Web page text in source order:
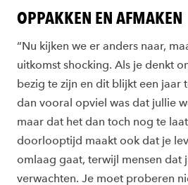
OPPAKKEN EN AFMAKEN
“Nu kijken we er anders naar,
uitkomst shocking. Als je denkt
bezig te zijn en dit blijkt een jaar
dan vooral opviel was dat jullie
maar dat het dan toch nog te
doorlooptijd maakt ook dat je
omlaag gaat, terwijl mensen dat
verwachten. Je moet proberen